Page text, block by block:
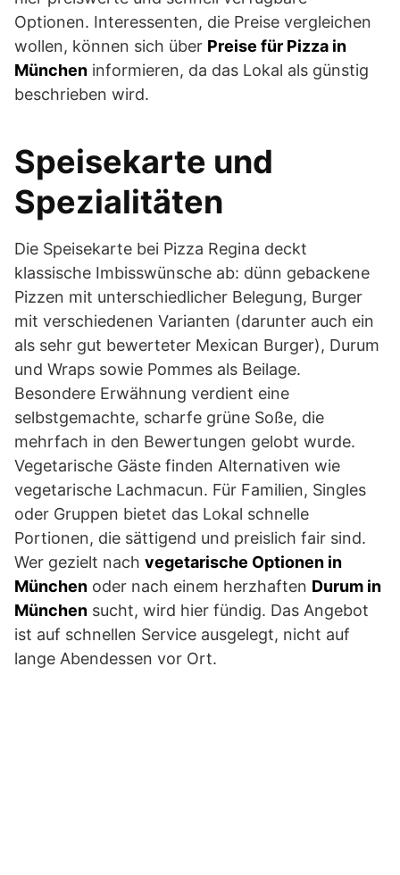
Optionen. Interessenten, die Preise vergleichen
wollen, können sich über Preise für Pizza in
München informieren, da das Lokal als günstig
beschrieben wird.
Speisekarte und
Spezialitäten
Die Speisekarte bei Pizza Regina deckt
klassische Imbisswünsche ab: dünn gebackene
Pizzen mit unterschiedlicher Belegung, Burger
mit verschiedenen Varianten (darunter auch ein
als sehr gut bewerteter Mexican Burger), Durum
und Wraps sowie Pommes als Beilage.
Besondere Erwähnung verdient eine
selbstgemachte, scharfe grüne Soße, die
mehrfach in den Bewertungen gelobt wurde.
Vegetarische Gäste finden Alternativen wie
vegetarische Lachmacun. Für Familien, Singles
oder Gruppen bietet das Lokal schnelle
Portionen, die sättigend und preislich fair sind.
Wer gezielt nach vegetarische Optionen in
München oder nach einem herzhaften Durum in
München sucht, wird hier fündig. Das Angebot
ist auf schnellen Service ausgelegt, nicht auf
lange Abendessen vor Ort.